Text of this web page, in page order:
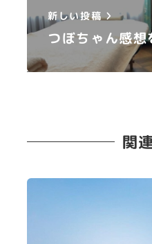
新しい投稿
つぼちゃん感
関